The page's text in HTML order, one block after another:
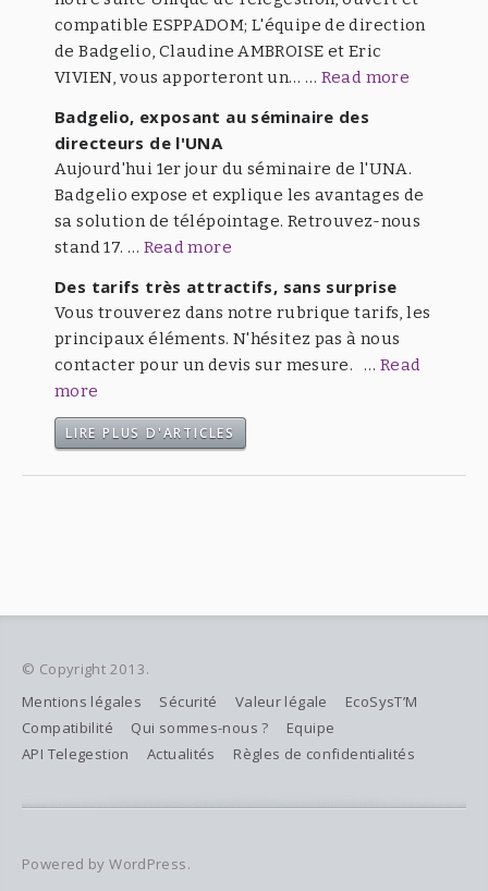
compatible ESPPADOM; L'équipe de direction
de Badgelio, Claudine AMBROISE et Eric
VIVIEN, vous apporteront un… … Read more
Badgelio, exposant au séminaire des
directeurs de l'UNA
Aujourd'hui 1er jour du séminaire de l'UNA.
Badgelio expose et explique les avantages de
sa solution de télépointage. Retrouvez-nous
stand 17. … Read more
Des tarifs très attractifs, sans surprise
Vous trouverez dans notre rubrique tarifs, les
principaux éléments. N'hésitez pas à nous
contacter pour un devis sur mesure. … Read
more
LIRE PLUS D'ARTICLES
© Copyright 2013.
Mentions légales
Sécurité Valeur légale
EcoSysT’M
Compatibilité
Qui sommes-nous ?
Equipe
API Telegestion
Actualités Règles de confidentialités
Powered by WordPress.